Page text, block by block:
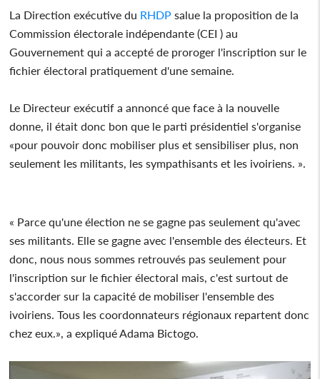
La Direction exécutive du RHDP salue la proposition de la
Commission électorale indépendante (CEI ) au
Gouvernement qui a accepté de proroger l'inscription sur le
fichier électoral pratiquement d'une semaine.
Le Directeur exécutif a annoncé que face à la nouvelle
donne, il était donc bon que le parti présidentiel s'organise
«pour pouvoir donc mobiliser plus et sensibiliser plus, non
seulement les militants, les sympathisants et les ivoiriens. ».
« Parce qu'une élection ne se gagne pas seulement qu'avec
ses militants. Elle se gagne avec l'ensemble des électeurs. Et
donc, nous nous sommes retrouvés pas seulement pour
l'inscription sur le fichier électoral mais, c'est surtout de
s'accorder sur la capacité de mobiliser l'ensemble des
ivoiriens. Tous les coordonnateurs régionaux repartent donc
chez eux.», a expliqué Adama Bictogo.